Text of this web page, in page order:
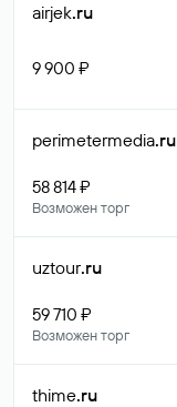
airjek.ru
9 900 ₽
perimetermedia.ru
58 814 ₽
Возможен торг
uztour.ru
59 710 ₽
Возможен торг
thime.ru